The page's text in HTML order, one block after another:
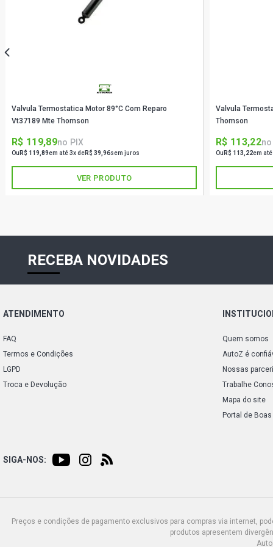
Valvula Termostatica Motor 89°C Com Reparo
Vt37189 Mte Thomson
R$ 119,89no PIX
Ou R$ 119,89em até 3x deR$ 39,96sem juros
VER PRODUTO
Valvula
Thomson
R$ 113,22no
Ou R$ 113,22em
RECEBA NOVIDADES
ATENDIMENTO
FAQ
Termos e Condições
LGPD
Troca e Devolução
Quem somos
AutoZ é
Nossas
Trabalhe
Mapa do site
Portal de
SIGA-NOS:
Preços e condições de pagamento exclusivos para compras via internet,
produtos apresentem